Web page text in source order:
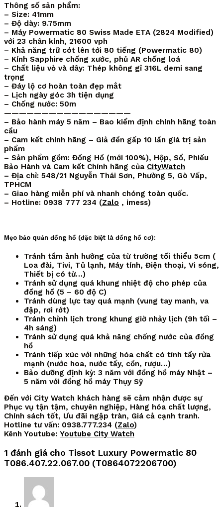
Thông số sản phẩm:
– Size: 41mm
– Độ dày: 9.75mm
– Máy Powermatic 80 Swiss Made ETA (2824 Modified)
với 23 chân kính, 21600 vph
– Khả năng trữ cót lên tới 80 tiếng (Powermatic 80)
– Kính Sapphire chống xước, phủ AR chống loá
– Chất liệu vỏ và dây: Thép không gỉ 316L demi sang
trọng
– Đáy lộ cơ hoàn toàn đẹp mắt
– Lịch ngày góc 3h tiện dụng
– Chống nước: 50m
—————————————————
– Bảo hành máy 5 năm – Bao kiểm định chính hãng toàn
cầu
– Cam kết chính hãng – Giả đền gấp 10 lần giá trị sản
phẩm
– Sản phẩm gồm: Đồng Hồ (mới 100%), Hộp, Sổ, Phiếu
Bảo Hành và Cam kết Chính hãng của CityWatch
– Địa chỉ: 548/21 Nguyễn Thái Sơn, Phường 5, Gò Vấp,
TPHCM
– Giao hàng miễn phí và nhanh chóng toàn quốc.
– Hotline: 0938 777 234 (Zalo , imess)
Mẹo bảo quản đồng hồ (đặc biệt là đồng hồ cơ):
Tránh tầm ảnh hưởng của từ trường tối thiểu 5cm (
Loa đài, Tivi, Tủ lạnh, Máy tính, Điện thoại, Vi sóng,
Thiết bị có từ…)
Tránh sử dụng quá khung nhiệt độ cho phép của
đồng hồ (5 – 60 độ C)
Tránh dùng lực tay quá mạnh (vung tay manh, va
đập, rơi rớt)
Tránh chỉnh lịch trong khung giờ nhảy lịch (9h tối –
4h sáng)
Tránh sử dụng quá khả năng chống nước của đồng
hồ
Tránh tiếp xúc với những hóa chất có tính tẩy rửa
mạnh (nước hoa, nước tẩy, cồn, rượu…)
Bảo dưỡng định kỳ: 3 năm với đồng hồ máy Nhật –
5 năm với đồng hồ máy Thụy Sỹ
Đến với City Watch khách hàng sẽ cảm nhận được sự
Phục vụ tận tậm, chuyên nghiệp, Hàng hóa chất lượng,
Chính sách tốt, Ưu đãi ngập tràn, Giá cả cạnh tranh.
Hotline tư vấn: 0938.777.234 (Zalo)
Kênh Youtube: Youtube City Watch
1 đánh giá cho Tissot Luxury Powermatic 80
T086.407.22.067.00 (T0864072206700)